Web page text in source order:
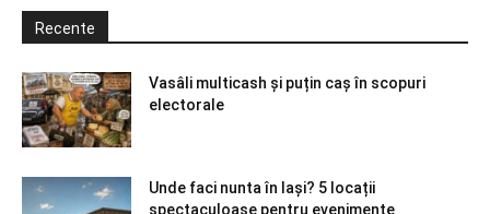
Recente
Vasâli multicash și puțin caș în scopuri
electorale
Unde faci nunta în Iași? 5 locații
spectaculoase pentru evenimente